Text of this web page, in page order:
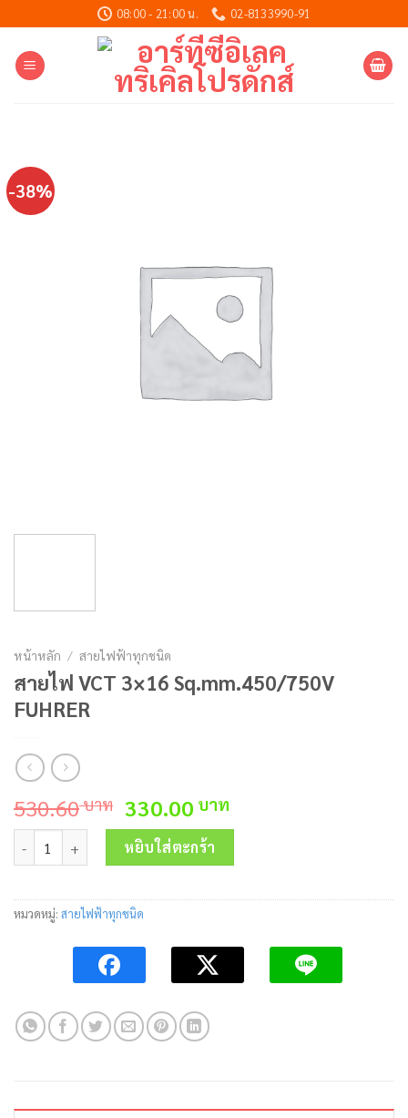
to
content
08:00 - 21:00 น. 02-8133990-91
-38%
หน้าหลัก / สายไฟฟ้าทุกชนิด
สายไฟ VCT 3×16 Sq.mm.450/750V
FUHRER
530.60บาท Original
price
was:
530.60 บาท.
330.00 บาท
price
330.00 บาท.
จำนวน สายไฟ VCT 3x16 Sq.mm.450/750V FUHRER ชิ้น
หยิบใส่ตะกร้า
หมวดหมู่: สายไฟฟ้าทุกชนิด